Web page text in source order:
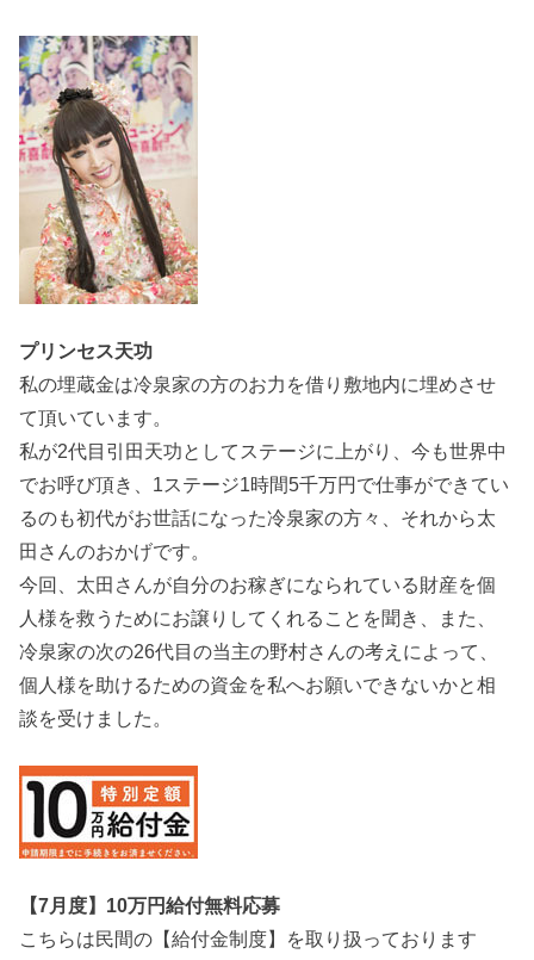
プリンセス天功
私の埋蔵金は冷泉家の方のお力を借り敷地内に埋めさせ
て頂いています。
私が2代目引田天功としてステージに上がり、今も世界中
でお呼び頂き、1ステージ1時間5千万円で仕事ができてい
るのも初代がお世話になった冷泉家の方々、それから太
田さんのおかげです。
今回、太田さんが自分のお稼ぎになられている財産を個
人様を救うためにお譲りしてくれることを聞き、また、
冷泉家の次の26代目の当主の野村さんの考えによって、
個人様を助けるための資金を私へお願いできないかと相
談を受けました。
【7月度】10万円給付無料応募
こちらは民間の【給付金制度】を取り扱っております